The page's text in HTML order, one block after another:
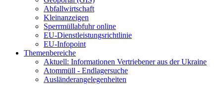
Abfallwirtschaft
Kleinanzeigen
Sperrmüllabfuhr online
EU-Dienstleistungsrichtlinie
EU-Infopoint
Themenbereiche
Aktuell: Informationen Vertriebener aus der Ukraine
Atommüll - Endlagersuche
Ausländerangelegenheiten